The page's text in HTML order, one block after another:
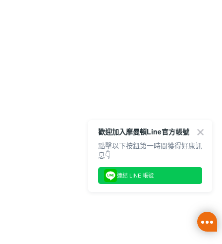
歡迎加入摩曼頓Line官方帳號
點擊以下按鈕第一時間獲得好康訊
息👇
連結 LINE 帳號